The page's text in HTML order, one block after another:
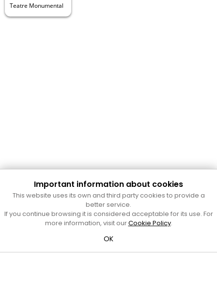
Teatre Monumental
Cultura Mataró
Ajuntament de Mataró
C. de Sant Josep, 9 (Mataró, 08302)
Horari d'obertura: dilluns, dimecres i divendres de 10 a 13 h.
al telèfon al 93 758 23 61
Bústia ciutadana
Important information about cookies
This website uses its own and third party cookies to provide a
better service.
If you continue browsing it is considered acceptable for its use. For
more information, visit ourCookie Policy.
OK